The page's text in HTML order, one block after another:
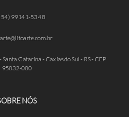
99141-5348
Catarina - Caxias do Sul - RS - CEP
95032-000
NÓS